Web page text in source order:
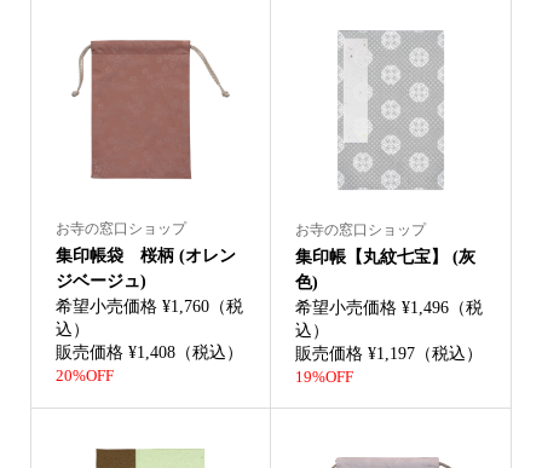
お寺の窓口ショップ
集印帳袋 桜柄 (オレン
ジベージュ)
希望小売価格 ¥1,760（税
込）
販売価格 ¥1,408（税込）
20%OFF
お寺の窓口ショップ
集印帳【丸紋七宝】 (灰
色)
希望小売価格 ¥1,496（税
込）
販売価格 ¥1,197（税込）
19%OFF